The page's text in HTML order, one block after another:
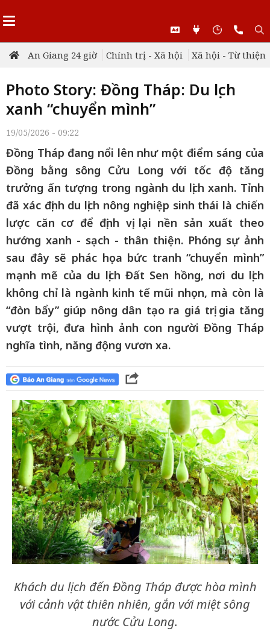
An Giang 24 giờ Chính trị - Xã hội Xã hội - Từ thiện
Photo Story: Đồng Tháp: Du lịch
xanh “chuyển mình”
19/05/2026 - 09:22
Đồng Tháp đang nổi lên như một điểm sáng của
Đồng bằng sông Cửu Long với tốc độ tăng
trưởng ấn tượng trong ngành du lịch xanh. Tỉnh
đã xác định du lịch nông nghiệp sinh thái là chiến
lược căn cơ để định vị lại nền sản xuất theo
hướng xanh - sạch - thân thiện. Phóng sự ảnh
sau đây sẽ phác họa bức tranh “chuyển mình”
mạnh mẽ của du lịch Đất Sen hồng, nơi du lịch
không chỉ là ngành kinh tế mũi nhọn, mà còn là
“đòn bẩy” giúp nông dân tạo ra giá trị gia tăng
vượt trội, đưa hình ảnh con người Đồng Tháp
nghĩa tình, năng động vươn xa.
Khách du lịch đến Đồng Tháp được hòa mình
với cảnh vật thiên nhiên, gắn với miệt sông
nước Cửu Long.